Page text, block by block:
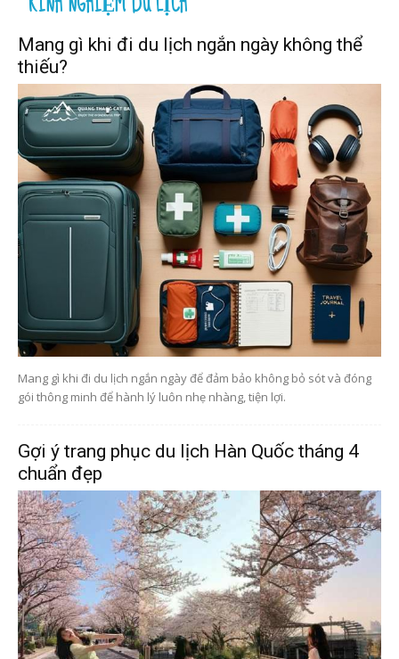
Mang gì khi đi du lịch ngắn ngày không thể
thiếu?
Mang gì khi đi du lịch ngắn ngày để đảm bảo không bỏ sót và đóng
gói thông minh để hành lý luôn nhẹ nhàng, tiện lợi.
Gợi ý trang phục du lịch Hàn Quốc tháng 4
chuẩn đẹp